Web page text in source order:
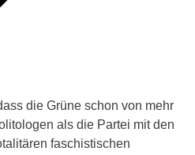
die Grüne schon von mehr
als die Partei mit den
faschistischen